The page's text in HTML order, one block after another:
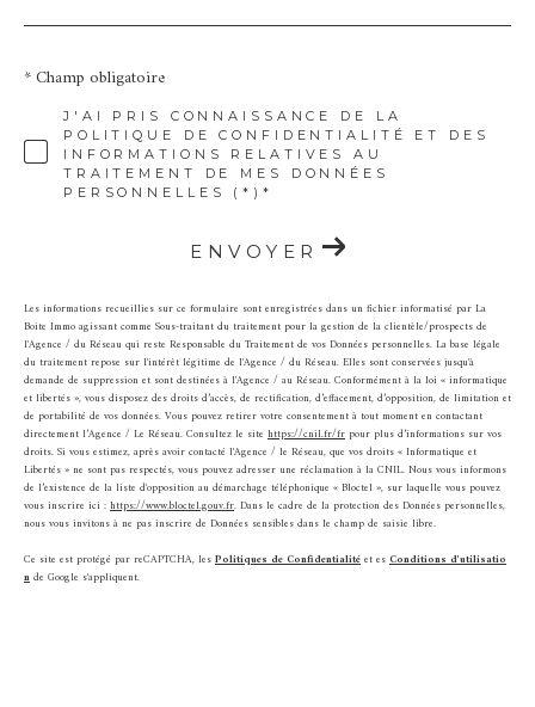
J'AI PRIS CONNAISSANCE DE LA
POLITIQUE DE CONFIDENTIALITÉ ET DES
INFORMATIONS RELATIVES AU
TRAITEMENT DE MES DONNÉES
PERSONNELLES (*)*
* Champ obligatoire
ENVOYER
Les informations recueillies sur ce formulaire sont enregistrées dans un fichier informatisé par La
Boite Immo agissant comme Sous-traitant du traitement pour la gestion de la clientèle/prospects de
l'Agence / du Réseau qui reste Responsable du Traitement de vos Données personnelles. La base légale
du traitement repose sur l'intérêt légitime de l'Agence / du Réseau. Elles sont conservées jusqu'à
demande de suppression et sont destinées à l'Agence / au Réseau. Conformément à la loi « informatique
et libertés », vous disposez des droits d’accès, de rectification, d’effacement, d’opposition, de limitation et
de portabilité de vos données. Vous pouvez retirer votre consentement à tout moment en contactant
directement l’Agence / Le Réseau. Consultez le site https://cnil.fr/frpour plus d’informations sur vos
droits. Si vous estimez, après avoir contacté l'Agence / le Réseau, que vos droits « Informatique et
Libertés » ne sont pas respectés, vous pouvez adresser une réclamation à la CNIL. Nous vous informons
de l’existence de la liste d'opposition au démarchage téléphonique « Bloctel », sur laquelle vous pouvez
vous inscrire ici :https://www.bloctel.gouv.fr. Dans le cadre de la protection des Données personnelles,
nous vous invitons à ne pas inscrire de Données sensibles dans le champ de saisie libre.
Ce site est protégé par reCAPTCHA, lesPolitiques de Confidentialitéet esConditions d'utilisatio
nde Google s'appliquent.